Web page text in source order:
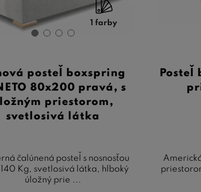
na obe tieto vlastnosti. Robustná
. Tento typ postele nielen zlepšuje
Ak hľadáte posteľ, ktorá je pohodlná,
vo vašom domove, čalúnené postele
1 farby
posteľ boxspring
80x200 pravá, s
priestorom,
svetlosivá látka
čalúnená posteľ s nosnosťou
Kg, svetlosivá látka, hlboký
úložný prie ...
Posteľ